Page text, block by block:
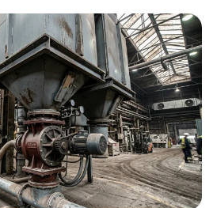
linkedin
facebook
twitter